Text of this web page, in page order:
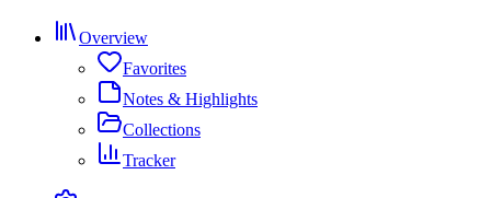
Overview
Favorites
Notes & Highlights
Collections
Tracker